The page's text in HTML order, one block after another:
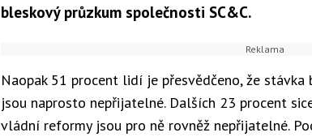
bleskový průzkum společnosti SC&C.
Naopak 51 procent lidí je přesvědčeno, že
jsou naprosto nepřijatelné. Dalších 23 procent
vládní reformy jsou pro ně rovněž nepřijatelné.